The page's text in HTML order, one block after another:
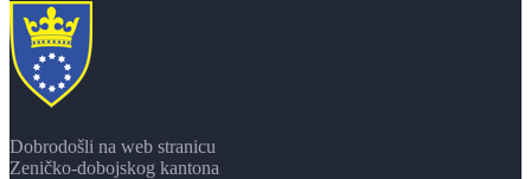
Dobrodošli na web stranicu
Zeničko-dobojskog kantona